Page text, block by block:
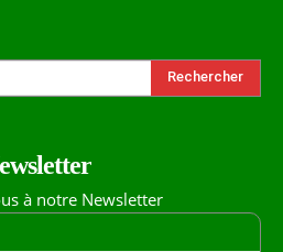
Rechercher
à notre Newsletter